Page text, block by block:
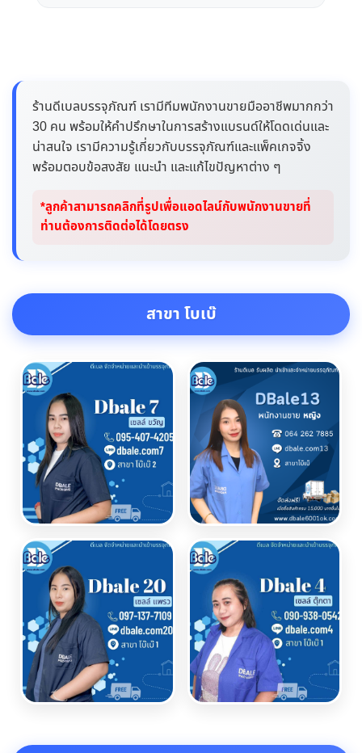
ร้านดีเบลบรรจุภัณฑ์ เรามีทีมพนักงานขายมืออาชีพมากกว่า
30 คน พร้อมให้คำปรึกษาในการสร้างแบรนด์ให้โดดเด่นและ
น่าสนใจ เรามีความรู้เกี่ยวกับบรรจุภัณฑ์และแพ็คเกจจิ้ง
พร้อมตอบข้อสงสัย แนะนำ และแก้ไขปัญหาต่าง ๆ
*ลูกค้าสามารถคลิกที่รูปเพื่อแอดไลน์กับพนักงานขายที่
ท่านต้องการติดต่อได้โดยตรง
สาขา โบเบ๊